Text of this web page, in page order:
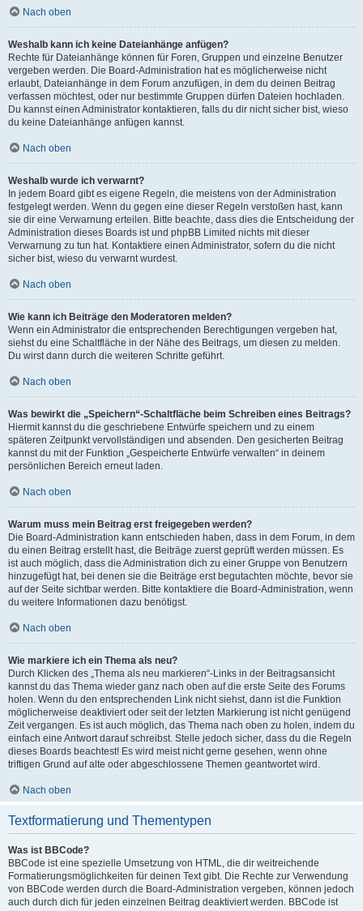
Nach oben
Weshalb kann ich keine Dateianhänge anfügen?
Rechte für Dateianhänge können für Foren, Gruppen und einzelne Benutzer
vergeben werden. Die Board-Administration hat es möglicherweise nicht
erlaubt, Dateianhänge in dem Forum anzufügen, in dem du deinen Beitrag
verfassen möchtest, oder nur bestimmte Gruppen dürfen Dateien hochladen.
Du kannst einen Administrator kontaktieren, falls du dir nicht sicher bist, wieso
du keine Dateianhänge anfügen kannst.
Nach oben
Weshalb wurde ich verwarnt?
In jedem Board gibt es eigene Regeln, die meistens von der Administration
festgelegt werden. Wenn du gegen eine dieser Regeln verstoßen hast, kann
sie dir eine Verwarnung erteilen. Bitte beachte, dass dies die Entscheidung der
Administration dieses Boards ist und phpBB Limited nichts mit dieser
Verwarnung zu tun hat. Kontaktiere einen Administrator, sofern du die nicht
sicher bist, wieso du verwarnt wurdest.
Nach oben
Wie kann ich Beiträge den Moderatoren melden?
Wenn ein Administrator die entsprechenden Berechtigungen vergeben hat,
siehst du eine Schaltfläche in der Nähe des Beitrags, um diesen zu melden.
Du wirst dann durch die weiteren Schritte geführt.
Nach oben
Was bewirkt die „Speichern“-Schaltfläche beim Schreiben eines Beitrags?
Hiermit kannst du die geschriebene Entwürfe speichern und zu einem
späteren Zeitpunkt vervollständigen und absenden. Den gesicherten Beitrag
kannst du mit der Funktion „Gespeicherte Entwürfe verwalten“ in deinem
persönlichen Bereich erneut laden.
Nach oben
Warum muss mein Beitrag erst freigegeben werden?
Die Board-Administration kann entschieden haben, dass in dem Forum, in dem
du einen Beitrag erstellt hast, die Beiträge zuerst geprüft werden müssen. Es
ist auch möglich, dass die Administration dich zu einer Gruppe von Benutzern
hinzugefügt hat, bei denen sie die Beiträge erst begutachten möchte, bevor sie
auf der Seite sichtbar werden. Bitte kontaktiere die Board-Administration, wenn
du weitere Informationen dazu benötigst.
Nach oben
Wie markiere ich ein Thema als neu?
Durch Klicken des „Thema als neu markieren“-Links in der Beitragsansicht
kannst du das Thema wieder ganz nach oben auf die erste Seite des Forums
holen. Wenn du den entsprechenden Link nicht siehst, dann ist die Funktion
möglicherweise deaktiviert oder seit der letzten Markierung ist nicht genügend
Zeit vergangen. Es ist auch möglich, das Thema nach oben zu holen, indem du
einfach eine Antwort darauf schreibst. Stelle jedoch sicher, dass du die Regeln
dieses Boards beachtest! Es wird meist nicht gerne gesehen, wenn ohne
triftigen Grund auf alte oder abgeschlossene Themen geantwortet wird.
Nach oben
Textformatierung und Thementypen
Was ist BBCode?
BBCode ist eine spezielle Umsetzung von HTML, die dir weitreichende
Formatierungsmöglichkeiten für deinen Text gibt. Die Rechte zur Verwendung
von BBCode werden durch die Board-Administration vergeben, können jedoch
auch durch dich für jeden einzelnen Beitrag deaktiviert werden. BBCode ist